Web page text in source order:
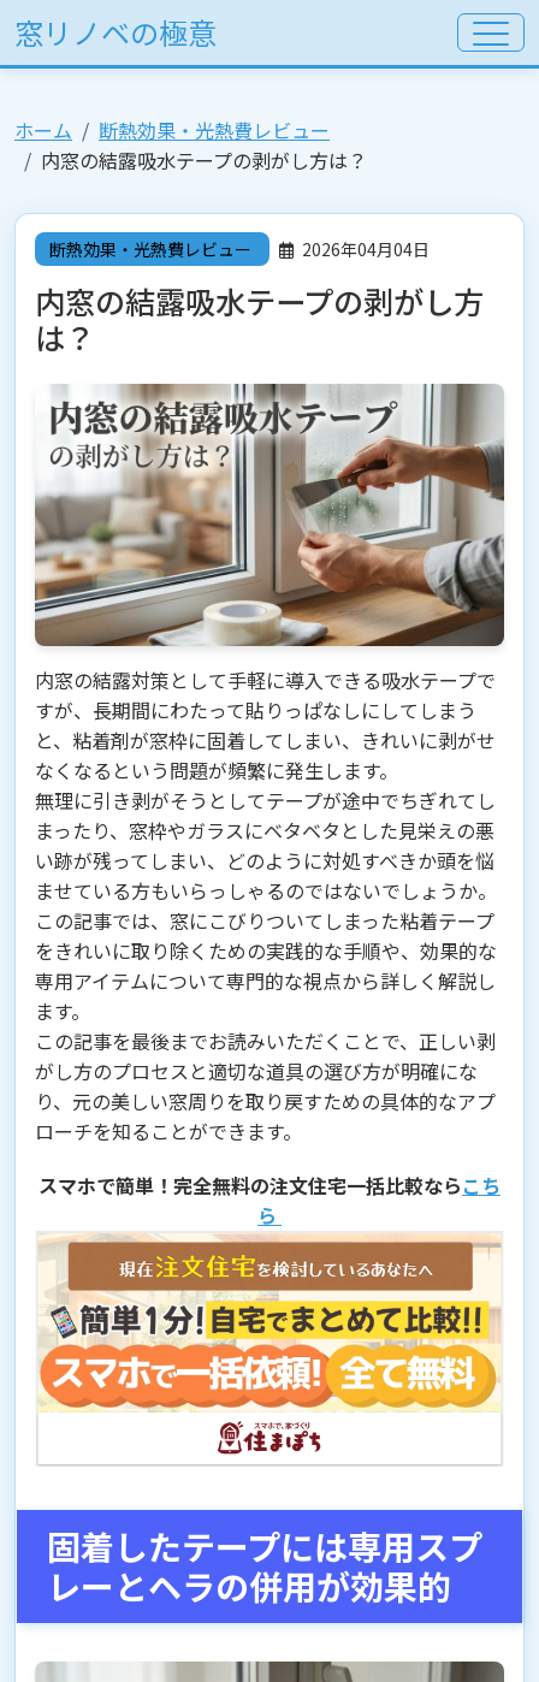
窓リノベの極意
ホーム
断熱効果・光熱費レビュー
内窓の結露吸水テープの剥がし方は？
断熱効果・光熱費レビュー 2026年04月04日
内窓の結露吸水テープの剥がし方
は？
内窓の結露対策として手軽に導入できる吸水テープで
すが、長期間にわたって貼りっぱなしにしてしまう
と、粘着剤が窓枠に固着してしまい、きれいに剥がせ
なくなるという問題が頻繁に発生します。
無理に引き剥がそうとしてテープが途中でちぎれてし
まったり、窓枠やガラスにベタベタとした見栄えの悪
い跡が残ってしまい、どのように対処すべきか頭を悩
ませている方もいらっしゃるのではないでしょうか。
この記事では、窓にこびりついてしまった粘着テープ
をきれいに取り除くための実践的な手順や、効果的な
専用アイテムについて専門的な視点から詳しく解説し
ます。
この記事を最後までお読みいただくことで、正しい剥
がし方のプロセスと適切な道具の選び方が明確にな
り、元の美しい窓周りを取り戻すための具体的なアプ
ローチを知ることができます。
スマホで簡単！完全無料の注文住宅一括比較ならこち
ら
固着したテープには専用スプ
レーとヘラの併用が効果的